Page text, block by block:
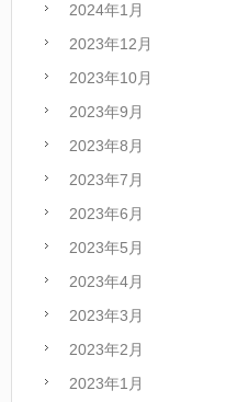
2024年1月
2023年12月
2023年10月
2023年9月
2023年8月
2023年7月
2023年6月
2023年5月
2023年4月
2023年3月
2023年2月
2023年1月